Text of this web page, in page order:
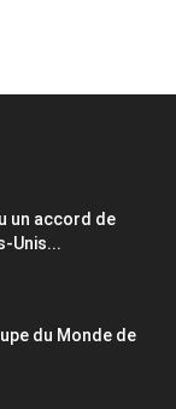
un accord de
Unis...
du Monde de